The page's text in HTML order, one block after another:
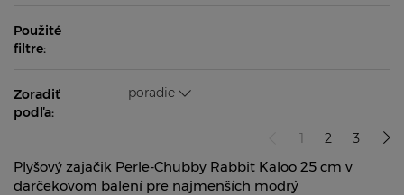
Použité
filtre:
Zoradiť
podľa:
poradie
1 2 3
Plyšový zajačik Perle-Chubby Rabbit Kaloo 25 cm v
darčekovom balení pre najmenších modrý